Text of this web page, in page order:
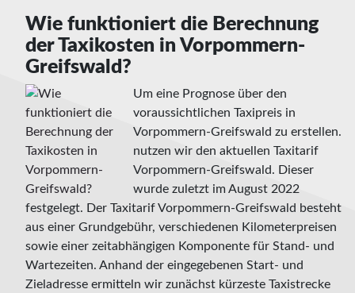
Wie funktioniert die Berechnung
der Taxikosten in Vorpommern-
Greifswald?
Um eine Prognose über den
voraussichtlichen Taxipreis in
Vorpommern-Greifswald zu erstellen.
nutzen wir den aktuellen Taxitarif
Vorpommern-Greifswald. Dieser
wurde zuletzt im August 2022
festgelegt. Der Taxitarif Vorpommern-Greifswald besteht
aus einer Grundgebühr, verschiedenen Kilometerpreisen
sowie einer zeitabhängigen Komponente für Stand- und
Wartezeiten. Anhand der eingegebenen Start- und
Zieladresse ermitteln wir zunächst kürzeste Taxistrecke